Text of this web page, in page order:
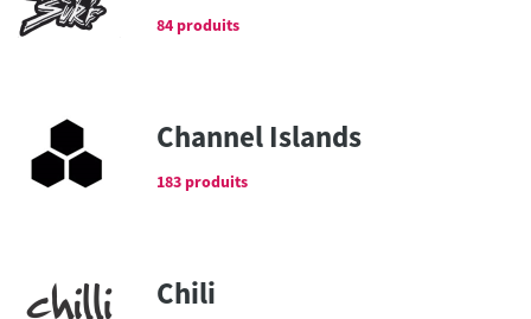
84 produits
Channel Islands
183 produits
Chili